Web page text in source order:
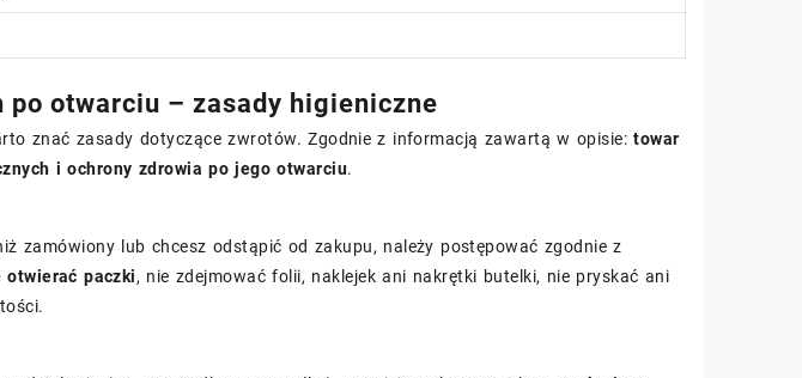
otwarciu – zasady higieniczne
znać zasady dotyczące zwrotów. Zgodnie z informacją zawartą w opisie:towar
i ochrony zdrowia po jego otwarciu.
zamówiony lub chcesz odstąpić od zakupu, należy postępować zgodnie z
otwierać paczki, nie zdejmować folii, naklejek ani nakrętki butelki, nie pryskać ani